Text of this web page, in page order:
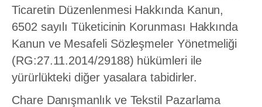
Ticaretin Düzenlenmesi Hakkında Kanun,
6502 sayılı Tüketicinin Korunması Hakkında
Kanun ve Mesafeli Sözleşmeler Yönetmeliği
(RG:27.11.2014/29188) hükümleri ile
yürürlükteki diğer yasalara tabidirler.
Chare Danışmanlık ve Tekstil Pazarlama